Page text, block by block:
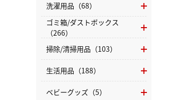
洗濯用品（68）
ゴミ箱/ダストボックス
（266）
掃除/清掃用品（103）
生活用品（188）
ベビーグッズ（5）